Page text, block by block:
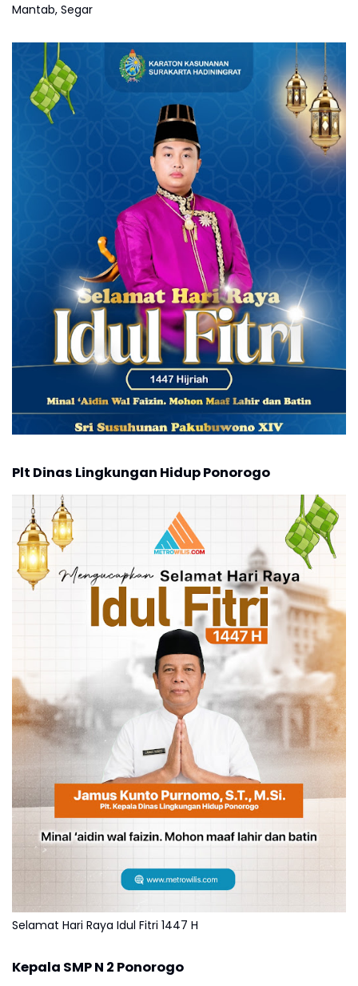
Mantab, Segar
Plt Dinas Lingkungan Hidup Ponorogo
Selamat Hari Raya Idul Fitri 1447 H
Kepala SMP N 2 Ponorogo